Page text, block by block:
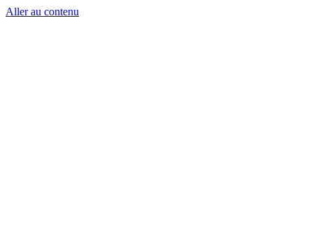
Aller au contenu